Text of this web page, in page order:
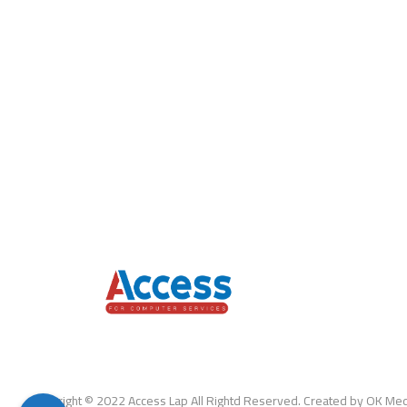
Copyright © 2022 Access Lap All Rightd Reserved. Created by OK